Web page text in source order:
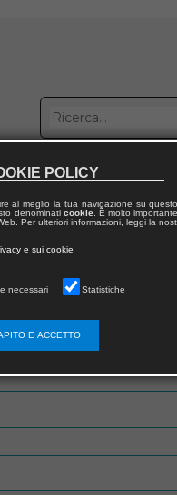
con noi
POLICY
al meglio la tua navigazione su
denominati cookie. È molto
Per ulteriori informazioni, leggi la
e sui cookie
necessari Statistiche
E ACCETTO